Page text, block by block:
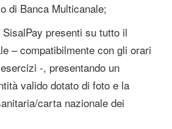
di Banca Multicanale;
presenti su tutto il
– compatibilmente con gli orari
-, presentando un
valido dotato di foto e la
carta nazionale dei